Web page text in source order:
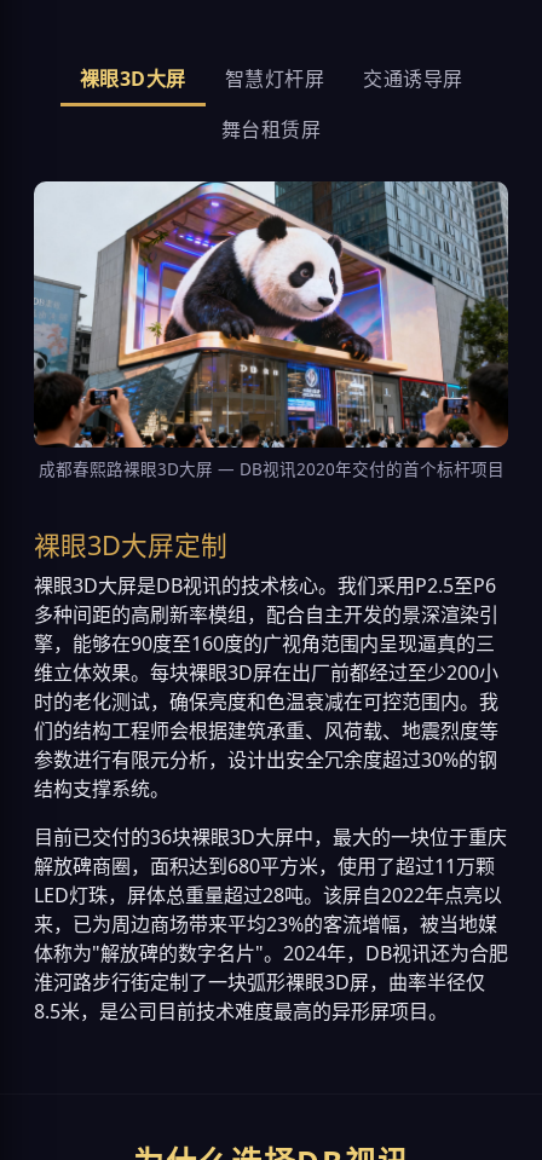
裸眼3D大屏 智慧灯杆屏
交通诱导屏
舞台租赁屏
成都春熙路裸眼3D大屏 — DB视讯2020年交付的首个标杆项目
裸眼3D大屏定制
裸眼3D大屏是DB视讯的技术核心。我们采用P2.5至P6
多种间距的高刷新率模组，配合自主开发的景深渲染引
擎，能够在90度至160度的广视角范围内呈现逼真的三
维立体效果。每块裸眼3D屏在出厂前都经过至少200小
时的老化测试，确保亮度和色温衰减在可控范围内。我
们的结构工程师会根据建筑承重、风荷载、地震烈度等
参数进行有限元分析，设计出安全冗余度超过30%的钢
结构支撑系统。
目前已交付的36块裸眼3D大屏中，最大的一块位于重庆
解放碑商圈，面积达到680平方米，使用了超过11万颗
LED灯珠，屏体总重量超过28吨。该屏自2022年点亮以
来，已为周边商场带来平均23%的客流增幅，被当地媒
体称为"解放碑的数字名片"。2024年，DB视讯还为合肥
淮河路步行街定制了一块弧形裸眼3D屏，曲率半径仅
8.5米，是公司目前技术难度最高的异形屏项目。